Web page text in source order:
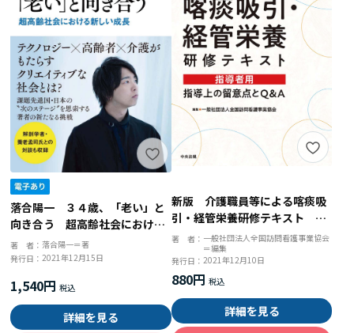
落合陽一 ３４歳、「老い」と
向き合う 超高齢社会における
新しい成長
著 者：落合陽一＝著
発行日：2021年12月15日
1,540円
詳細を見る
新版 介護職員等による喀痰吸
引・経管栄養研修テキスト 指
導者用 指導上の留意点とＱ＆
著 者： 一般社団法人全国訪問看護事業協会
＝編集
発行日： 2021年12月10日
880円
詳細を見る